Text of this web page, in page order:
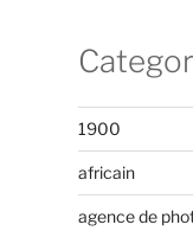
1900
africain
agence de